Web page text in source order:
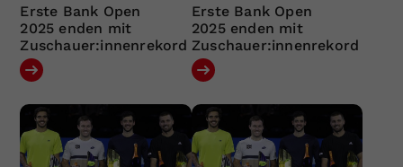
Erste Bank Open
2025 enden mit
Zuschauer:innenrekord
Erste Bank Open
2025 enden mit
Zuschauer:innenrekord